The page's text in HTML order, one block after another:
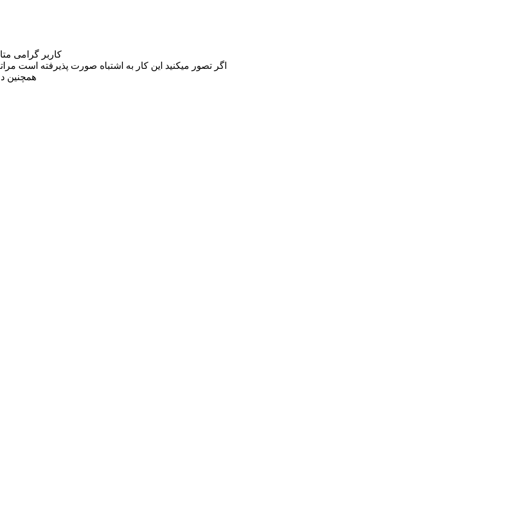
کاربر گرامی
اگر تصور میکنید این کار به اشتباه صورت پذیرفته است مراتب این مسئله را
همچنین